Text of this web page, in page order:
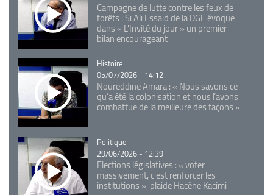
Campagne de lutte contre les feux de
forêts : Si Ali Essaid de la DGF évoque
dans « L'Invité du jour » un premier
bilan encourageant
Catégorie
Histoire
05/07/2026 - 14:12
Noureddine Amara : « Nous savons ce
qu’a été la colonisation et nous l’avons
combattue de la meilleure des façons »
Catégorie
Politique
29/06/2026 - 12:39
Elections législatives : « voter
massivement, c'est renforcer les
institutions », plaide Hacène Kacimi